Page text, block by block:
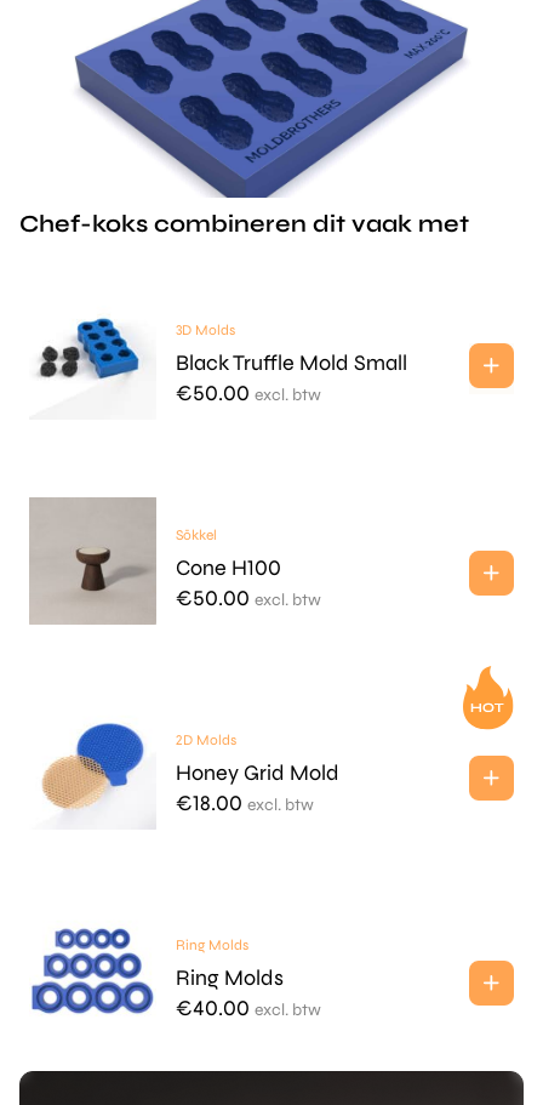
Chef-koks combineren dit vaak met
3D Molds
Black Truffle Mold Small
€50.00 excl. btw
Sōkkel
Cone H100
€50.00 excl. btw
2D Molds
Honey Grid Mold
€18.00 excl. btw
Ring Molds
Ring Molds
€40.00 excl. btw